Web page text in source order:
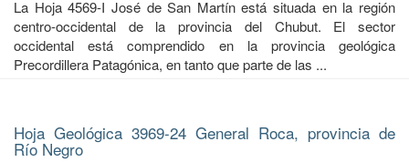
La Hoja 4569-I José de San Martín está situada en la región
centro-occidental de la provincia del Chubut. El sector
occidental está comprendido en la provincia geológica
Precordillera Patagónica, en tanto que parte de las ...
Hoja Geológica 3969-24 General Roca, provincia de
Río Negro